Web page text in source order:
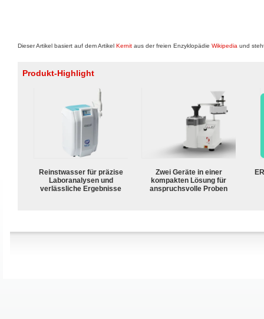
Dieser Artikel basiert auf dem Artikel Kernit aus der freien Enzyklopädie Wikipedia und
Produkt-Highlight
Reinstwasser für präzise
Laboranalysen und
verlässliche Ergebnisse
Zwei Geräte in einer
kompakten Lösung für
anspruchsvolle Proben